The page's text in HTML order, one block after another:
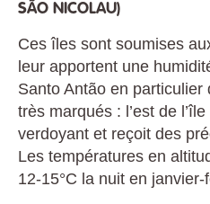
SÃO NICOLAU)
Ces îles sont soumises
leur apportent une
Santo Antão en
très marqués : l’est de
verdoyant et reçoit des
Les températures en
12-15°C la nuit en janvier-